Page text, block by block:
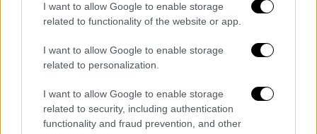
I want to allow Google to enable storage
related to functionality of the website or app.
I want to allow Google to enable storage
related to personalization.
I want to allow Google to enable storage
related to security, including authentication
functionality and fraud prevention, and other
Φυσικά, μεγάλο μέρος του ενδιαφέροντος
συγκεντρώνει και η σκηνική επιμέλεια του
Φωκά Ευαγγελινού, ο οποίοςέχει αναλάβει
για ακόμη μία φορά να «χτίσει» την εικόνα
στη σκηνή της
Eurovision.